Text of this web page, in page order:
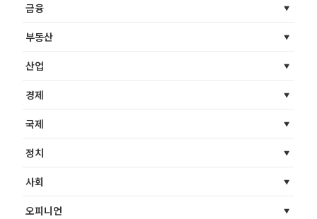
금융
부동산
산업
경제
국제
정치
사회
오피니언